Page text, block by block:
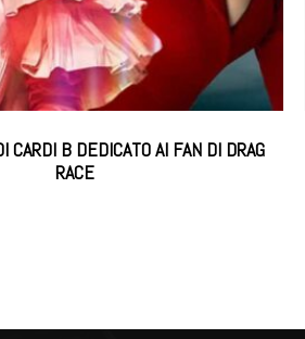
CARDI B DEDICATO AI FAN DI DRAG
RACE